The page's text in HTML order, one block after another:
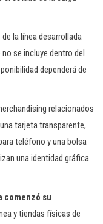
la línea desarrollada
se incluye dentro del
dependerá de
relacionados
tarjeta transparente,
teléfono y una bolsa
una identidad gráfica
comenzó su
y tiendas físicas de